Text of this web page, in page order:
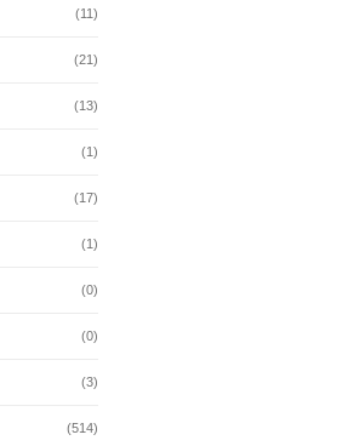
(11)
(21)
(13)
(1)
(17)
(1)
(0)
(0)
(3)
(514)